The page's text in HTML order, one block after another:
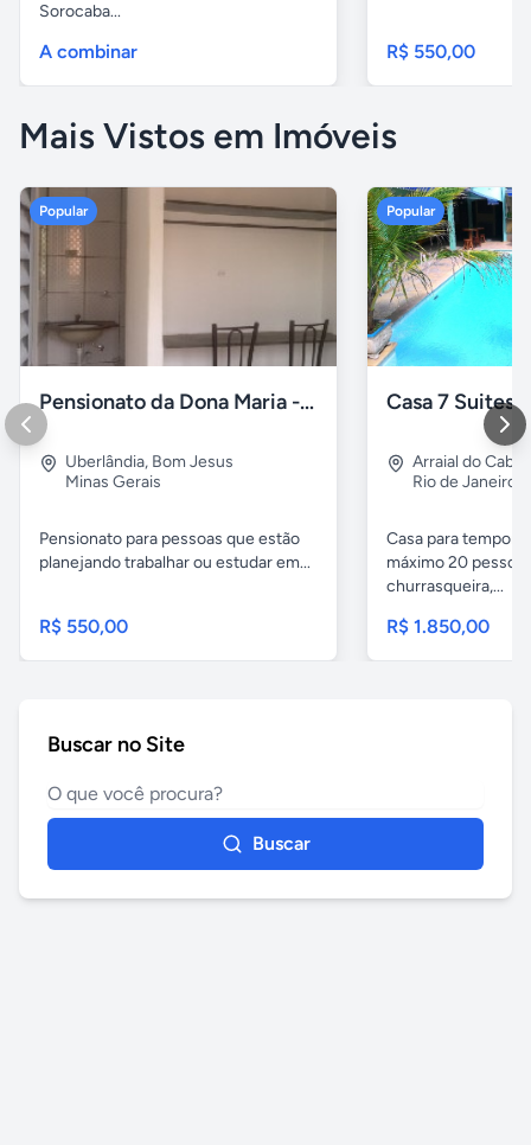
Sorocaba...
A combinar R$ 550,00
Mais Vistos em Imóveis
Popular
Pensionato da Dona Maria - Uberlândia/MG
Uberlândia, Bom Jesus
Minas Gerais
Pensionato para pessoas que estão
planejando trabalhar ou estudar em...
R$ 550,00
Popular
Arraial do Cabo
Rio de Janeiro
Casa para
máximo 20
churrasqueira,...
R$ 1.850,00
Buscar no Site
Buscar